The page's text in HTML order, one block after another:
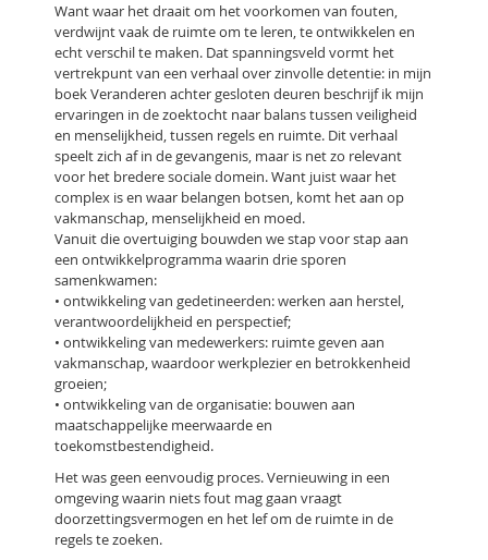
Want waar het draait om het voorkomen van fouten,
verdwijnt vaak de ruimte om te leren, te ontwikkelen en
echt verschil te maken. Dat spanningsveld vormt het
vertrekpunt van een verhaal over zinvolle detentie: in mijn
boek Veranderen achter gesloten deuren beschrijf ik mijn
ervaringen in de zoektocht naar balans tussen veiligheid
en menselijkheid, tussen regels en ruimte. Dit verhaal
speelt zich af in de gevangenis, maar is net zo relevant
voor het bredere sociale domein. Want juist waar het
complex is en waar belangen botsen, komt het aan op
vakmanschap, menselijkheid en moed.
Vanuit die overtuiging bouwden we stap voor stap aan
een ontwikkelprogramma waarin drie sporen
samenkwamen:
• ontwikkeling van gedetineerden: werken aan herstel,
verantwoordelijkheid en perspectief;
• ontwikkeling van medewerkers: ruimte geven aan
vakmanschap, waardoor werkplezier en betrokkenheid
groeien;
• ontwikkeling van de organisatie: bouwen aan
maatschappelijke meerwaarde en
toekomstbestendigheid.
Het was geen eenvoudig proces. Vernieuwing in een
omgeving waarin niets fout mag gaan vraagt
doorzettingsvermogen en het lef om de ruimte in de
regels te zoeken.